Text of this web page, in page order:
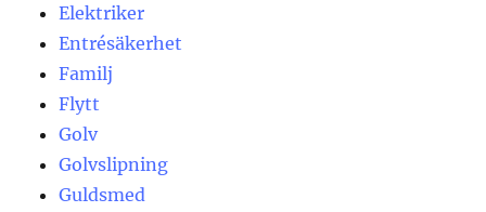
Elektriker
Entrésäkerhet
Familj
Flytt
Golv
Golvslipning
Guldsmed